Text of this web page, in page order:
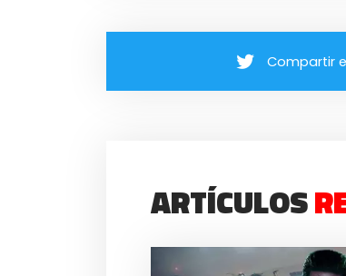
Compartir
ARTÍCULOS